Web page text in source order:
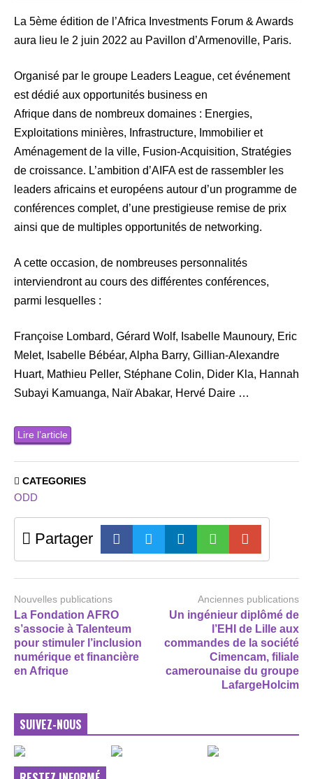
La 5ème édition de l’Africa Investments Forum & Awards
aura lieu le 2 juin 2022 au Pavillon d’Armenoville, Paris.
Organisé par le groupe Leaders League, cet événement
est dédié aux opportunités business en
Afrique dans de nombreux domaines : Energies,
Exploitations minières, Infrastructure, Immobilier et
Aménagement de la ville, Fusion-Acquisition, Stratégies
de croissance. L’ambition d’AIFA est de rassembler les
leaders africains et européens autour d’un programme de
conférences complet, d’une prestigieuse remise de prix
ainsi que de multiples opportunités de networking.
A cette occasion, de nombreuses personnalités
interviendront au cours des différentes conférences,
parmi lesquelles :
Françoise Lombard, Gérard Wolf, Isabelle Maunoury, Eric
Melet, Isabelle Bébéar, Alpha Barry, Gillian-Alexandre
Huart, Mathieu Peller, Stéphane Colin, Dider Kla, Hannah
Subayi Kamuanga, Naïr Abakar, Hervé Daire …
Lire l’article
CATEGORIES
ODD
Partager
Nouvelles publications
La Fondation AFRO
s’associe à Talenteum
pour stimuler l’inclusion
numérique et financière
en Afrique
Anciennes publications
Un ingénieur diplômé de
l’EHI de Lille aux
commandes de la société
Cimencam, filiale
camerounaise du groupe
LafargeHolcim
SUIVEZ-NOUS